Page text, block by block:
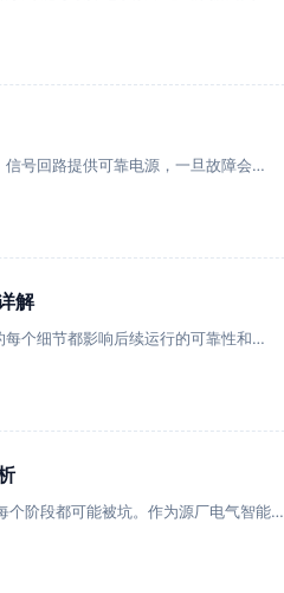
号回路提供可靠电源，一旦故障会…
解
个细节都影响后续运行的可靠性和…
个阶段都可能被坑。作为源厂电气智能…